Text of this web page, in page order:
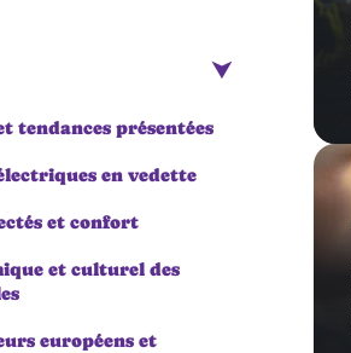
tendances présentées
en vedette
et confort
et culturel des
européens et